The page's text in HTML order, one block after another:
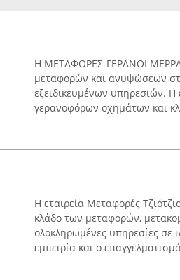
Η ΜΕΤΑΦΟΡΕΣ-ΓΕΡΑΝΟΙ
μεταφορών και ανυψώσεων
εξειδικευμένων υπηρεσιών. Η
γερανοφόρων οχημάτων και
Η εταιρεία Μεταφορές
κλάδο των μεταφορών,
ολοκληρωμένες υπηρεσίες σε
εμπειρία και ο